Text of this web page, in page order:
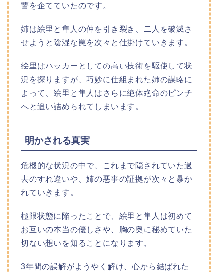
讐を企てていたのです。
姉は絵里と隼人の仲を引き裂き、二人を破滅さ
せようと陰湿な罠を次々と仕掛けていきます。
絵里はハッカーとしての高い技術を駆使して状
況を探りますが、巧妙に仕組まれた姉の謀略に
よって、絵里と隼人はさらに絶体絶命のピンチ
へと追い詰められてしまいます。
明かされる真実
危機的な状況の中で、これまで隠されていた過
去のすれ違いや、姉の悪事の証拠が次々と暴か
れていきます。
極限状態に陥ったことで、絵里と隼人は初めて
お互いの本当の優しさや、胸の奥に秘めていた
切ない想いを知ることになります。
3年間の誤解がようやく解け、心から結ばれた